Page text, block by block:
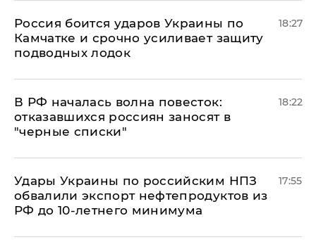
Россия боится ударов Украины по
Камчатке и срочно усиливает защиту
подводных лодок
18:27
​В РФ началась волна повесток:
отказавшихся россиян заносят в
"черные списки"
18:22
Удары Украины по российским НПЗ
обвалили экспорт нефтепродуктов из
РФ до 10-летнего минимума
17:55